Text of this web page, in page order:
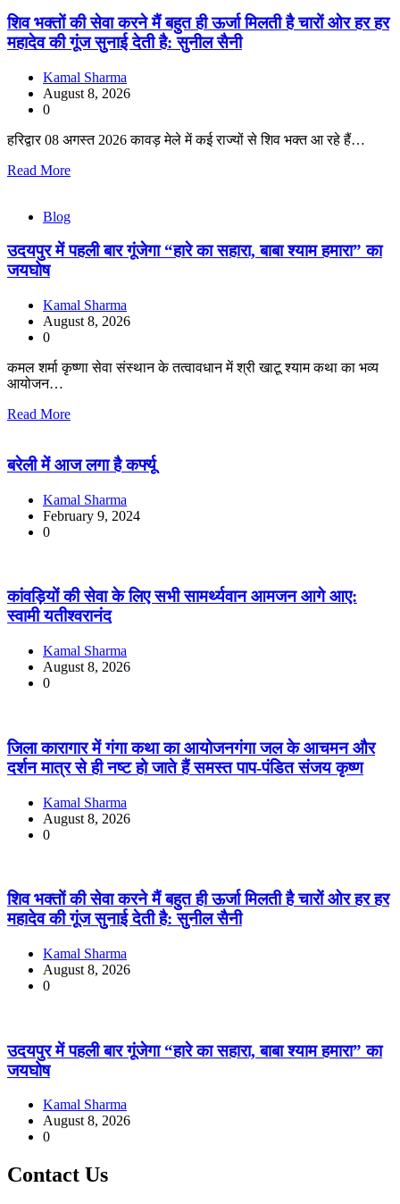
शिव भक्तों की सेवा करने मैं बहुत ही ऊर्जा मिलती है चारों ओर हर हर
महादेव की गूंज सुनाई देती है: सुनील सैनी
Kamal Sharma
August 8, 2026
0
हरिद्वार 08 अगस्त 2026 कावड़ मेले में कई राज्यों से शिव भक्त आ रहे हैं…
Read More
Blog
उदयपुर में पहली बार गूंजेगा “हारे का सहारा, बाबा श्याम हमारा” का
जयघोष
Kamal Sharma
August 8, 2026
0
कमल शर्मा कृष्णा सेवा संस्थान के तत्वावधान में श्री खाटू श्याम कथा का भव्य
आयोजन…
Read More
बरेली में आज लगा है कर्फ्यू
Kamal Sharma
February 9, 2024
0
कांवड़ियों की सेवा के लिए सभी सामर्थ्यवान आमजन आगे आए:
स्वामी यतीश्वरानंद
Kamal Sharma
August 8, 2026
0
जिला कारागार में गंगा कथा का आयोजनगंगा जल के आचमन और
दर्शन मात्र से ही नष्ट हो जाते हैं समस्त पाप-पंडित संजय कृष्ण
Kamal Sharma
August 8, 2026
0
शिव भक्तों की सेवा करने मैं बहुत ही ऊर्जा मिलती है चारों ओर हर हर
महादेव की गूंज सुनाई देती है: सुनील सैनी
Kamal Sharma
August 8, 2026
0
उदयपुर में पहली बार गूंजेगा “हारे का सहारा, बाबा श्याम हमारा” का
जयघोष
Kamal Sharma
August 8, 2026
0
Contact Us